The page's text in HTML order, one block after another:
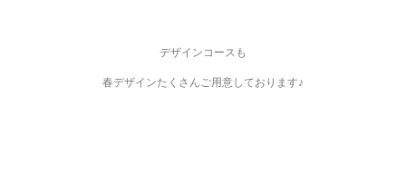
デザインコースも
春デザインたくさんご用意しております♪